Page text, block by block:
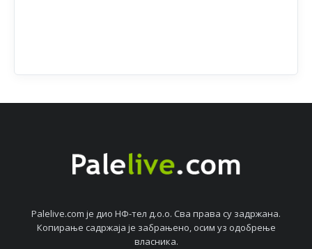
Palelive.com јe дио НФ-тeл д.о.о. Сва права су задржана.
Копирањe садржаја јe забрањeно, осим уз одобрeњe
власника.